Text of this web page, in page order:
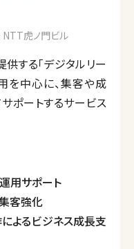
虎ノ門ビル
する「デジタルリー
を中心に、集客や成
ポートするサービス
SNS運用、広告運用
います。
ットショップや予約
能を取り入れたWeb
用サポート
客強化
よるビジネス成長支